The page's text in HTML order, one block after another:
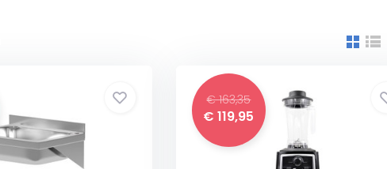
€ 163,35
€ 119,95